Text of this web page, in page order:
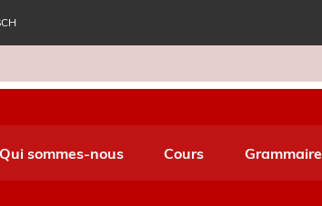
World Italiano
Qui sommes-nous Cours Grammaire